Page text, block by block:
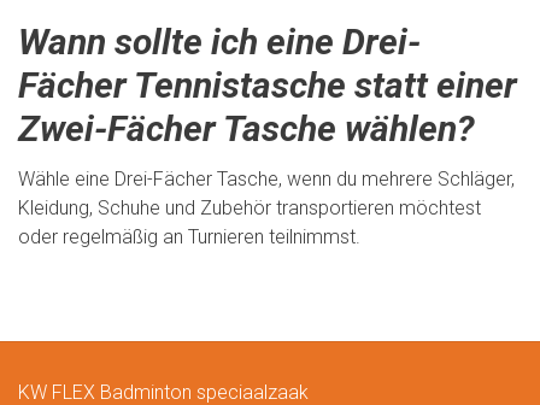
Wann sollte ich eine Drei-
Fächer Tennistasche statt einer
Zwei-Fächer Tasche wählen?
Wähle eine Drei-Fächer Tasche, wenn du mehrere Schläger,
Kleidung, Schuhe und Zubehör transportieren möchtest
oder regelmäßig an Turnieren teilnimmst.
KW FLEX Badminton speciaalzaak